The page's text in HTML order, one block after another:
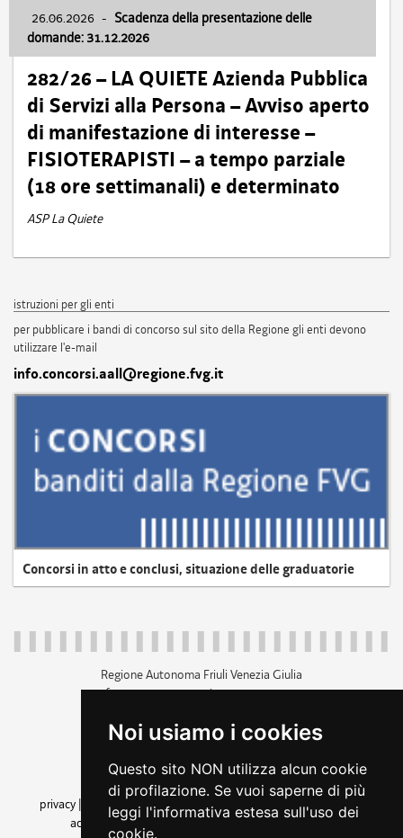
Noi usiamo i cookies
Questo sito NON utilizza alcun cookie
di profilazione. Se vuoi saperne di più
leggi l'informativa estesa sull'uso dei
cookie.
26.06.2026 - Scadenza della presentazione delle
domande: 31.12.2026
282/26 – LA QUIETE Azienda Pubblica
di Servizi alla Persona – Avviso aperto
di manifestazione di interesse –
FISIOTERAPISTI – a tempo parziale
(18 ore settimanali) e determinato
ASP La Quiete
istruzioni per gli enti
per pubblicare i bandi di concorso sul sito della Regione gli enti devono
utilizzare l'e-mail
info.concorsi.aall@regione.fvg.it
Concorsi in atto e conclusi, situazione delle graduatorie
Regione Autonoma Friuli Venezia Giulia
c.f. 80014930327; p.iva 00526040324
+39 040 3771111
amministrazione trasparente
privacy
cookie |note legali accessibilità
dichiarazione di
accessibilità| feedback cambio preferenze cookie